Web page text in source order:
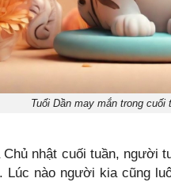
Tuổi Dần may mắn trong cuối
nhật cuối tuần, người
Lúc nào người kia cũng